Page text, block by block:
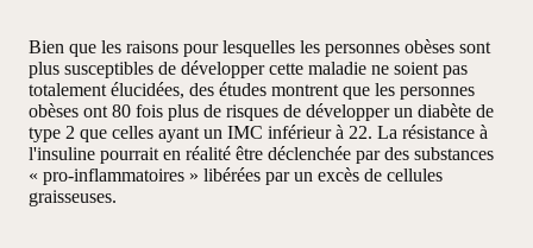
Bien que les raisons pour lesquelles les personnes obèses sont
plus susceptibles de développer cette maladie ne soient pas
totalement élucidées, des études montrent que les personnes
obèses ont 80 fois plus de risques de développer un diabète de
type 2 que celles ayant un IMC inférieur à 22. La résistance à
l'insuline pourrait en réalité être déclenchée par des substances
« pro-inflammatoires » libérées par un excès de cellules
graisseuses.